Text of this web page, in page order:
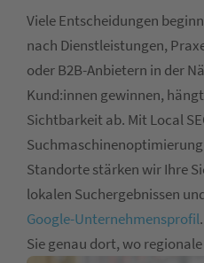
Viele Entscheidungen
nach Dienstleistungen,
oder B2B-Anbietern in der
Kund:innen gewinnen,
Sichtbarkeit ab. Mit Local
Standorte stärken wir Ihre
lokalen Suchergebnissen
Google-Unternehmensprofil
Sie genau dort, wo